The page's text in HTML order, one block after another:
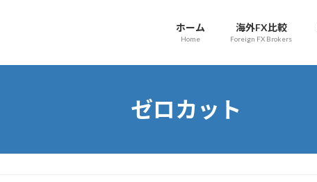
ホーム
Home
海外FX比較
Foreign FX Brokers
ゼロカット